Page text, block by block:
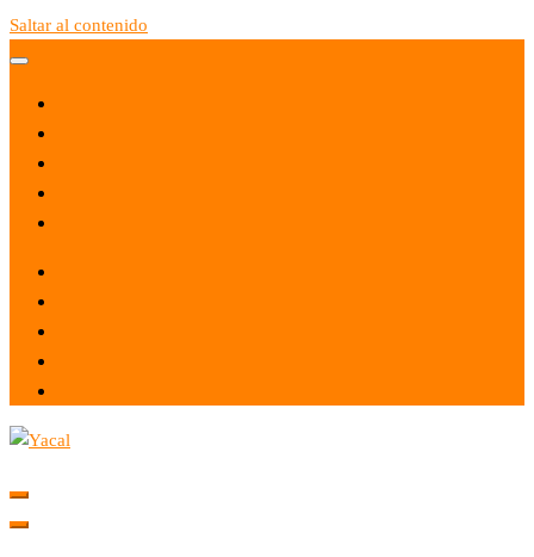
Saltar al contenido
Yacal micro hosting